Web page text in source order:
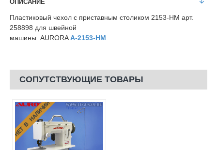
ОПИСАНИЕ
Пластиковый чехол с приставным столиком 2153-HM арт.
258898 для швейной
машины AURORAA-2153-HM
СОПУТСТВУЮЩИЕ ТОВАРЫ
НЕТ В НАЛИЧИИ